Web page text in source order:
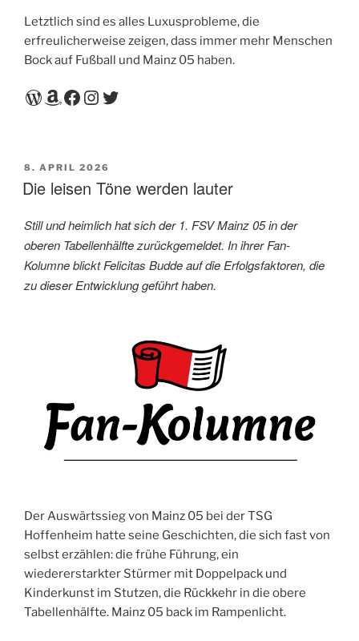
Letztlich sind es alles Luxusprobleme, die
erfreulicherweise zeigen, dass immer mehr Menschen
Bock auf Fußball und Mainz 05 haben.
WordPress
Amazon
Facebook
Instagram
Twitter
VERÖFFENTLICHT
AM
8. APRIL 2026
Die leisen Töne werden lauter
Still und heimlich hat sich der 1. FSV Mainz 05 in der
oberen Tabellenhälfte zurückgemeldet. In ihrer Fan-
Kolumne blickt Felicitas Budde auf die Erfolgsfaktoren, die
zu dieser Entwicklung geführt haben.
Der Auswärtssieg von Mainz 05 bei der TSG
Hoffenheim hatte seine Geschichten, die sich fast von
selbst erzählen: die frühe Führung, ein
wiedererstarkter Stürmer mit Doppelpack und
Kinderkunst im Stutzen, die Rückkehr in die obere
Tabellenhälfte. Mainz 05 back im Rampenlicht.